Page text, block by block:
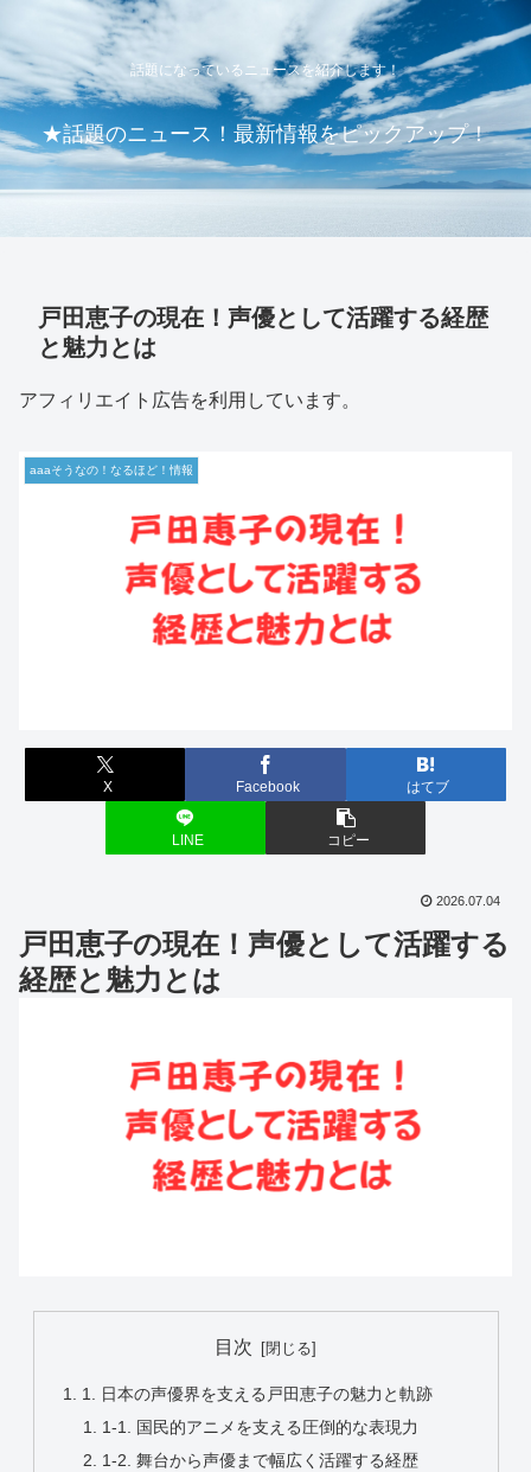
話題になっているニュースを紹介します！
★話題のニュース！最新情報をピックアップ！
戸田恵子の現在！声優として活躍する経歴
と魅力とは
アフィリエイト広告を利用しています。
aaaそうなの！なるほど！情報
X Facebook はてブ
LINE コピー
2026.07.04
戸田恵子の現在！声優として活躍する
経歴と魅力とは
目次
1. 日本の声優界を支える戸田恵子の魅力と軌跡
1-1. 国民的アニメを支える圧倒的な表現力
1-2. 舞台から声優まで幅広く活躍する経歴